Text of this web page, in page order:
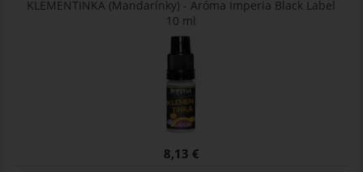
KLEMENTINKA (Mandarínky) - Aróma Imperia Black Label
10 ml
8,13 €